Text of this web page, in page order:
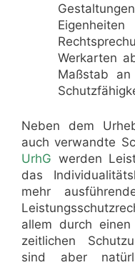
Werkarten
Maßstab
Neben dem
auch verwandte
UrhG werden
das
mehr
allem durch
zeitlichen
sind aber